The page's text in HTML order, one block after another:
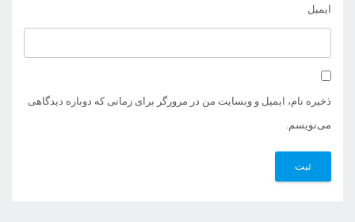
ایمیل
ذخیره نام، ایمیل و وبسایت من در مرورگر برای زمانی که دوباره دیدگاهی
می‌نویسم.